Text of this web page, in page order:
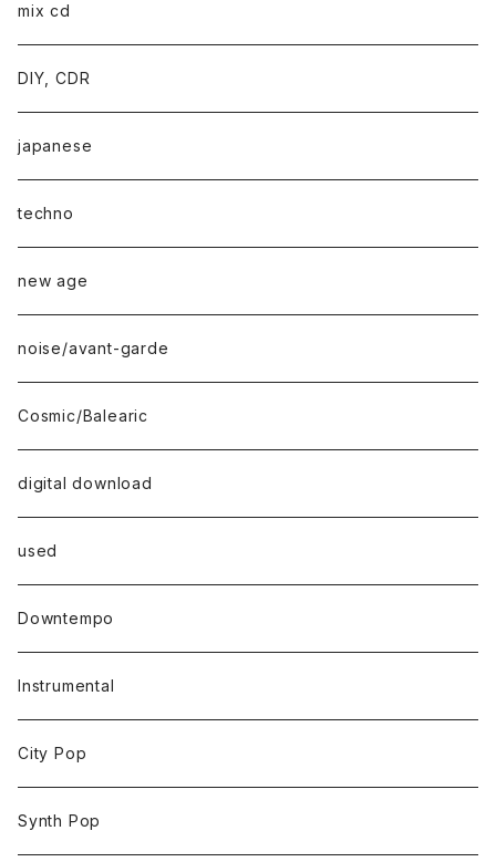
mix cd
DIY, CDR
japanese
techno
new age
noise/avant-garde
Cosmic/Balearic
digital download
used
Downtempo
Instrumental
City Pop
Synth Pop